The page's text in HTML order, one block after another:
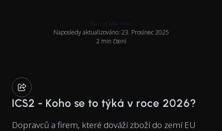
Ranno Maripuu
Naposledy aktualizováno: 23. Prosinec 2025
2 min čtení
ICS2 - Koho se to týká v roce 2026?
Dopravců a firem, které dováží zboží do zemí EU